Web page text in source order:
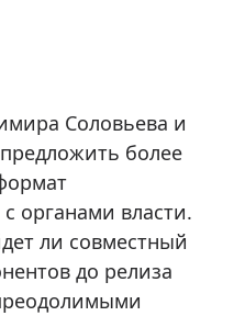
Соловьева и
более
органами власти.
ли совместный
до релиза